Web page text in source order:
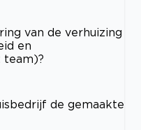
van de verhuizing
en
team)?
de gemaakte